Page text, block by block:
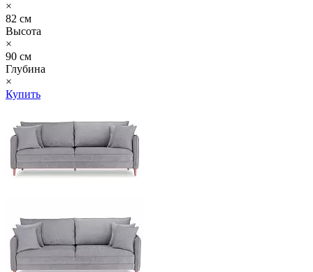
×
82 см
Высота
×
90 см
Глубина
×
Купить